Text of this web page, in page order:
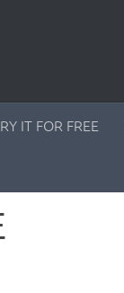
IT FOR FREE